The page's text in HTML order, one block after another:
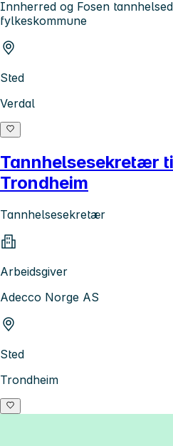
Innherred og Fosen
fylkeskommune
Sted
Verdal
Tannhelsesekretær
Trondheim
Tannhelsesekretær
Arbeidsgiver
Adecco Norge AS
Sted
Trondheim